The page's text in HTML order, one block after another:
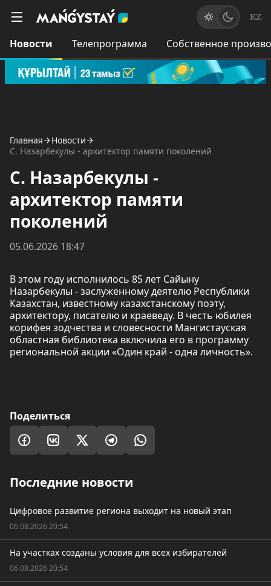
KZ
Новости Телепрограмма Собственное
Главная
Новости
С. Назарбекулы - архитектор памяти поколений
С. Назарбекулы -
архитектор памяти
поколений
05.06.2026 18:47
В этом году исполнилось 85 лет Сайыну
Назарбекулы - заслуженному деятелю Республики
Казахстан, известному казахстанскому поэту,
архитектору, писателю и краеведу. В честь юбилея
корифея зодчества и словесности Мангистауская
областная библиотека включила его в программу
региональной акции «Один край - одна личность».
Поделиться
Последние новости
Цифровое развитие региона выходит на новый этап
06.08.2026 20:54
На участках созданы условия для всех избирателей
06.08.2026 20:54